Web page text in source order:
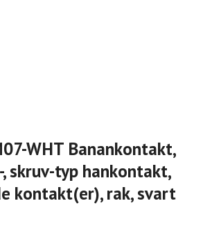
WHT Banankontakt,
skruv-typ hankontakt,
kontakt(er), rak, svart